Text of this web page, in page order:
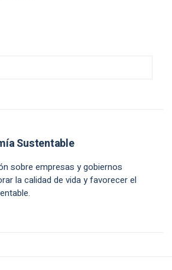
Sustentable
sobre empresas y gobiernos
la calidad de vida y favorecer el